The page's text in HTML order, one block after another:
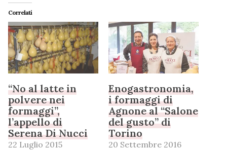
Correlati
“No al latte in
polvere nei
formaggi”,
l’appello di
Serena Di Nucci
22 Luglio 2015
Enogastronomia,
i formaggi di
Agnone al “Salone
del gusto” di
Torino
20 Settembre 2016